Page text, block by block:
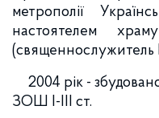
метрополії
настоятелем
(священнослужитель
2004 рік -
ЗОШ І-ІІІ ст.